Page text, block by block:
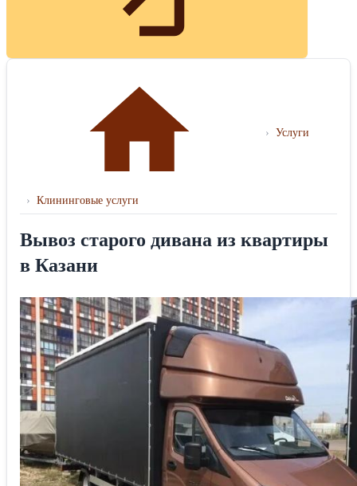
› Услуги
› Клининговые услуги
Вывоз старого дивана из квартиры
в Казани